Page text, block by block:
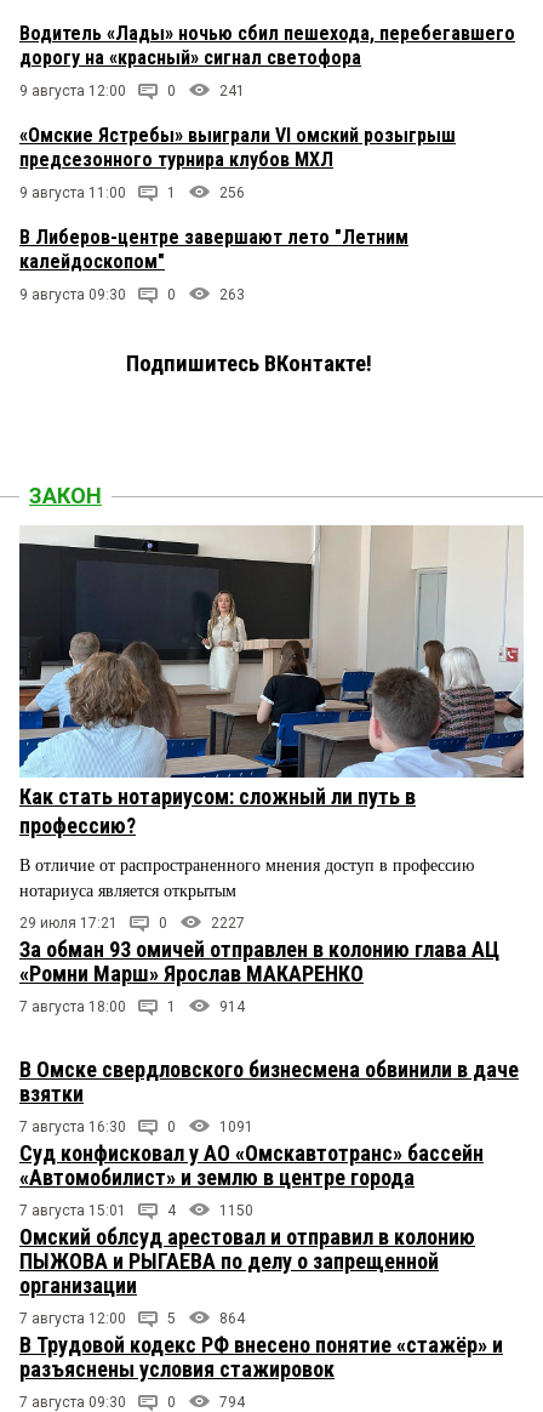
Водитель «Лады» ночью сбил пешехода, перебегавшего
дорогу на «красный» сигнал светофора
9 августа 12:00 0 241
«Омские Ястребы» выиграли VI омский розыгрыш
предсезонного турнира клубов МХЛ
9 августа 11:00 1 256
В Либеров-центре завершают лето "Летним
калейдоскопом"
9 августа 09:30 0 263
Подпишитесь ВКонтакте!
ЗАКОН
Как стать нотариусом: сложный ли путь в
профессию?
В отличие от распространенного мнения доступ в профессию
нотариуса является открытым
29 июля 17:21 0 2227
За обман 93 омичей отправлен в колонию глава АЦ
«Ромни Марш» Ярослав МАКАРЕНКО
7 августа 18:00 1 914
В Омске свердловского бизнесмена обвинили в даче
взятки
7 августа 16:30 0 1091
Суд конфисковал у АО «Омскавтотранс» бассейн
«Автомобилист» и землю в центре города
7 августа 15:01 4 1150
Омский облсуд арестовал и отправил в колонию
ПЫЖОВА и РЫГАЕВА по делу о запрещенной
организации
7 августа 12:00 5 864
В Трудовой кодекс РФ внесено понятие «стажёр» и
разъяснены условия стажировок
7 августа 09:30 0 794